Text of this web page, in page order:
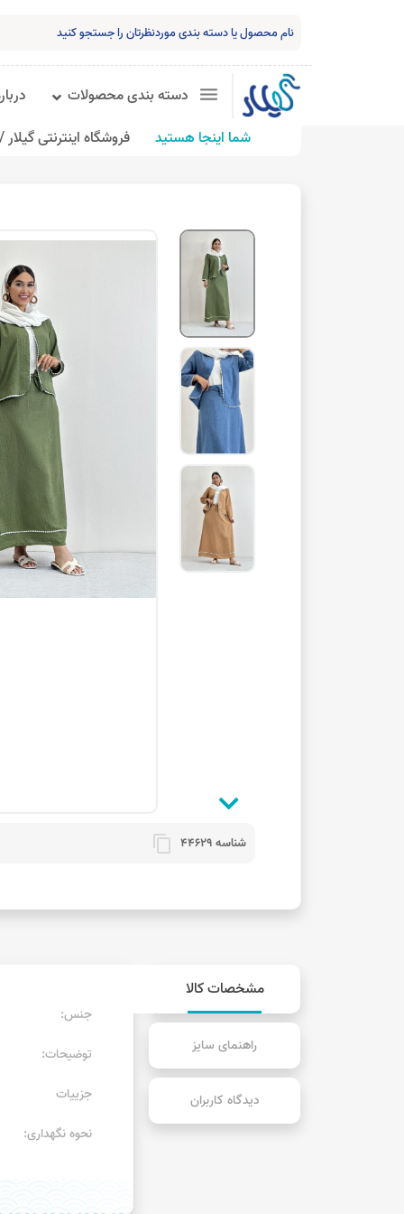
دسته بندی محصولات
شما اینجا هستید
فروشگاه اینترنتی گیلار /
شناسه 44629 content_copy
مشخصات کالا
راهنمای سایز
دیدگاه کاربران
جنس:
توضیحات:
جزییات
نحوه نگهداری: